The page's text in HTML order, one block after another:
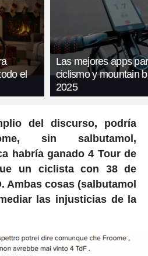
el
Las mejores apps
ciclismo y mountain
2025
del discurso, podría
sin salbutamol,
habría ganado 4 Tour de
un ciclista con 38 de
Ambas cosas (salbutamol
las injusticias de la